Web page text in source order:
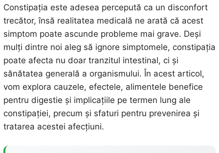
Constipația este adesea percepută ca un disconfort
trecător, însă realitatea medicală ne arată că acest
simptom poate ascunde probleme mai grave. Deși
mulți dintre noi aleg să ignore simptomele, constipația
poate afecta nu doar tranzitul intestinal, ci și
sănătatea generală a organismului. În acest articol,
vom explora cauzele, efectele, alimentele benefice
pentru digestie și implicațiile pe termen lung ale
constipației, precum și sfaturi pentru prevenirea și
tratarea acestei afecțiuni.